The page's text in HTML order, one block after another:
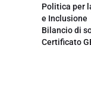
Politica per
e Inclusione
Bilancio di
Certificato